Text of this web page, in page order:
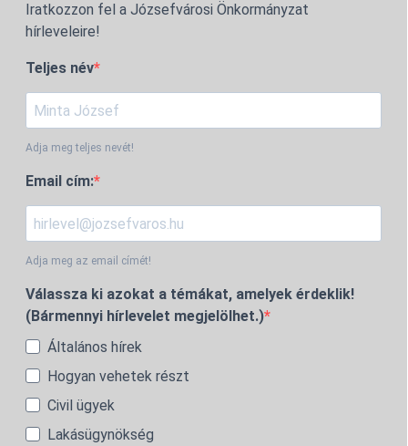
Iratkozzon fel a Józsefvárosi Önkormányzat
hírleveleire!
Teljes név
Adja meg teljes nevét!
Email cím:
Adja meg az email címét!
Válassza ki azokat a témákat, amelyek érdeklik!
(Bármennyi hírlevelet megjelölhet.)
Általános hírek
Hogyan vehetek részt
Civil ügyek
Lakásügynökség